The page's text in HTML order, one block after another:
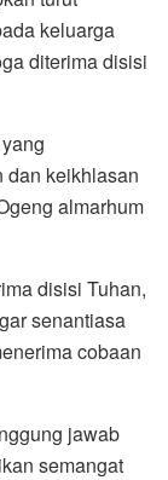
keluarga
diterima disisi
dan keikhlasan
almarhum
disisi Tuhan,
senantiasa
cobaan
jawab
semangat